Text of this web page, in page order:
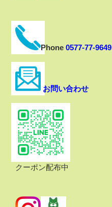
Phone 0577-77-9649
お問い合わせ
クーポン配布中